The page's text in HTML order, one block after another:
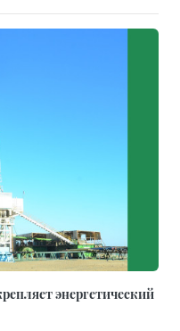
энергетический